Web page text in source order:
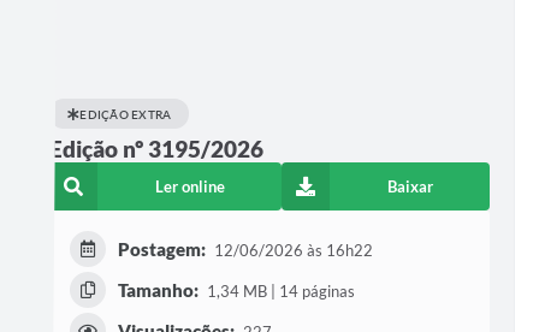
EDIÇÃO EXTRA
Edição nº 3195/2026
Ler online Baixar
Postagem: 12/06/2026 às 16h22
Tamanho: 1,34 MB | 14 páginas